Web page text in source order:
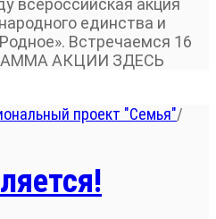
всероссийская акция
единства и
Встречаемся 16
АКЦИИ ЗДЕСЬ
проект "Семья"/